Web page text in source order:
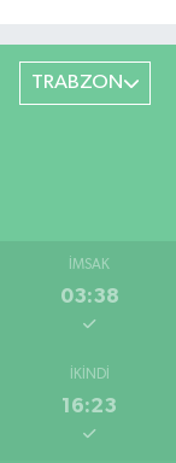
TRABZON
İMSAK
03:38
İKINDI
16:23